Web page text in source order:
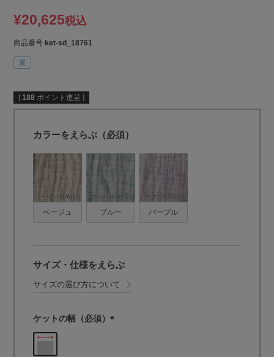
¥20,625税込
商品番号 ket-sd_18761
夏
[ 188 ポイント進呈 ]
カラーをえらぶ（必須）
ベージュ ブルー パープル
サイズ・仕様をえらぶ
サイズの選び方について
ケットの幅（必須）